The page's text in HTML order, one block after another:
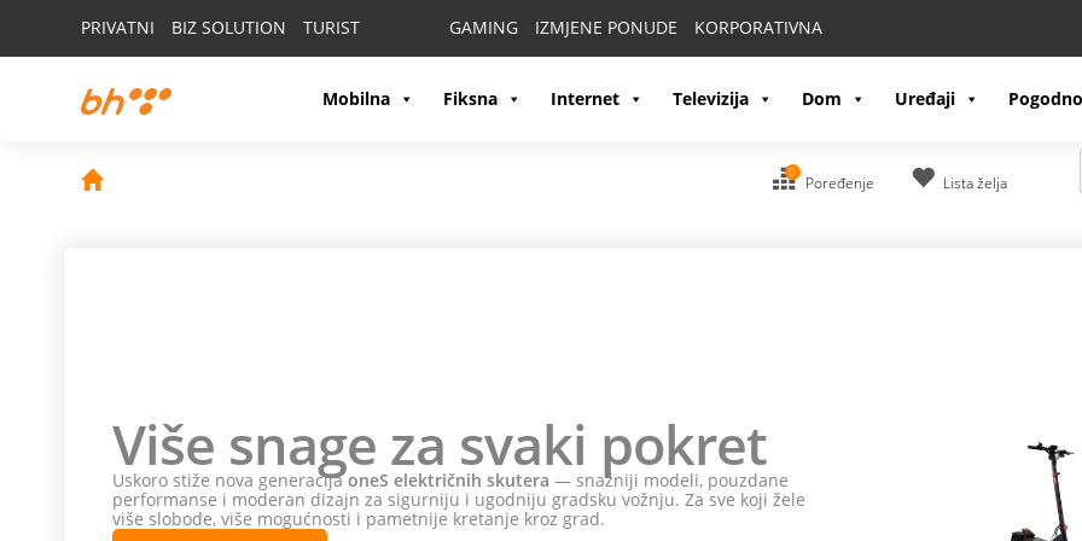
PRIVATNI BIZ SOLUTION TURIST GAMING IZMJENE PONUDE KORPORATIVNA
Mobilna Fiksna Internet Televizija Dom Uređaji
0
Poređenje Lista želja
Više snage za svaki pokret
Uskoro stiže nova generacijaoneS električnih skutera — snažniji modeli, pouzdane
performanse i moderan dizajn za sigurniju i ugodniju gradsku vožnju. Za sve koji žele
više slobode, više mogućnosti i pametnije kretanje kroz grad.